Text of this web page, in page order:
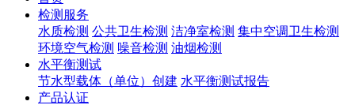
检测服务
水质检测 公共卫生检测 洁净室检测 集中空调卫生检测
环境空气检测 噪音检测 油烟检测
水平衡测试
节水型载体（单位）创建 水平衡测试报告
产品认证